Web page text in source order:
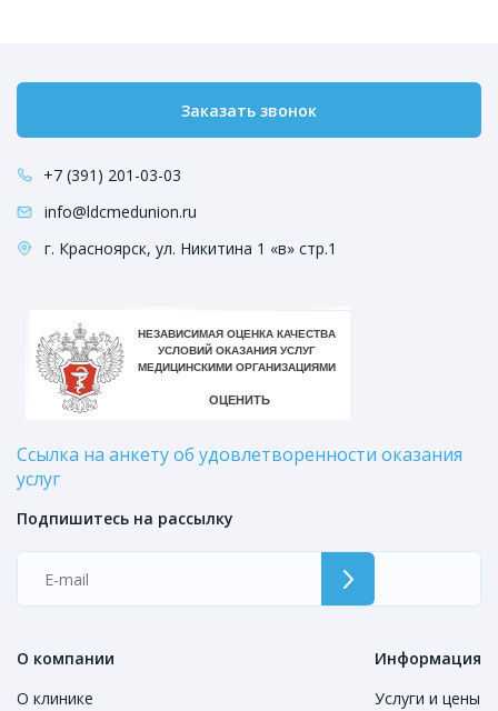
Заказать звонок
+7 (391) 201-03-03
info@ldcmedunion.ru
г. Красноярск, ул. Никитина 1 «в» стр.1
Ссылка на анкету об удовлетворенности оказания
услуг
О компании
О клинике
Информация
Услуги и цены
Подпишитесь на рассылку